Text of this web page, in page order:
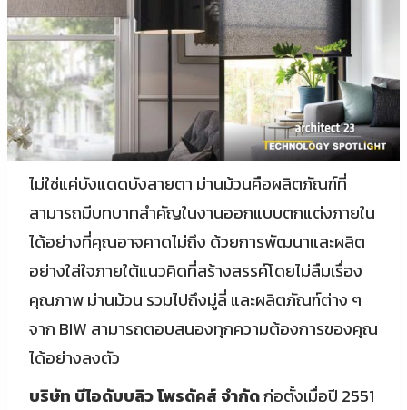
ไม่ใช่แค่บังแดดบังสายตา ม่านม้วนคือผลิตภัณฑ์ที่
สามารถมีบทบาทสำคัญในงานออกแบบตกแต่งภายใน
ได้อย่างที่คุณอาจคาดไม่ถึง ด้วยการพัฒนาและผลิต
อย่างใส่ใจภายใต้แนวคิดที่สร้างสรรค์โดยไม่ลืมเรื่อง
คุณภาพ ม่านม้วน รวมไปถึงมู่ลี่ และผลิตภัณฑ์ต่าง ๆ
จาก BIW สามารถตอบสนองทุกความต้องการของคุณ
ได้อย่างลงตัว
บริษัท บีไอดับบลิว โพรดัคส์ จำกัดก่อตั้งเมื่อปี 2551